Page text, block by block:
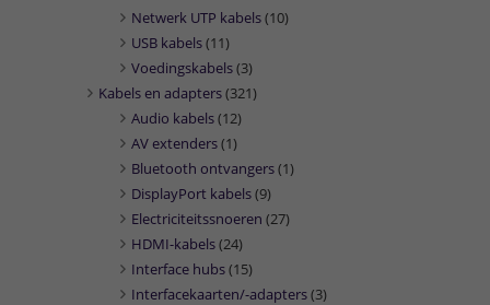
Netwerk UTP kabels(10)
USB kabels(11)
Voedingskabels(3)
Kabels en adapters(321)
Audio kabels(12)
AV extenders(1)
Bluetooth ontvangers(1)
DisplayPort kabels(9)
Electriciteitssnoeren (27)
HDMI-kabels(24)
Interface hubs(15)
Interfacekaarten/-adapters(3)